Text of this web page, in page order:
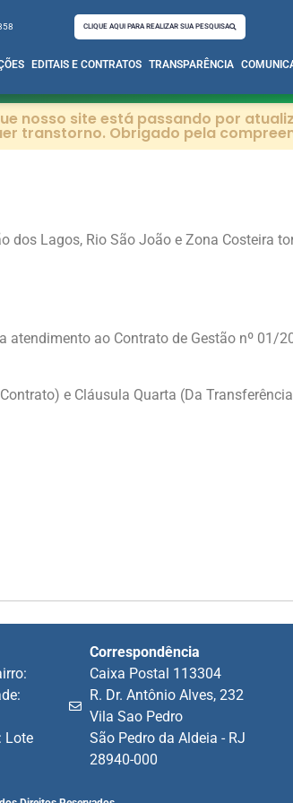
CLIQUE AQUI PARA REALIZAR SUA PESQUISA
EDITAIS E CONTRATOS TRANSPARÊNCIA
nosso site está passando por
transtorno. Obrigado pela
Lagos, Rio São João e Zona Costeira
ao Contrato de Gestão nº 01/
e Cláusula Quarta (Da
Lote
Correspondência
Caixa Postal 113304
R. Dr. Antônio Alves, 232
Vila Sao Pedro
São Pedro da Aldeia - RJ
28940-000